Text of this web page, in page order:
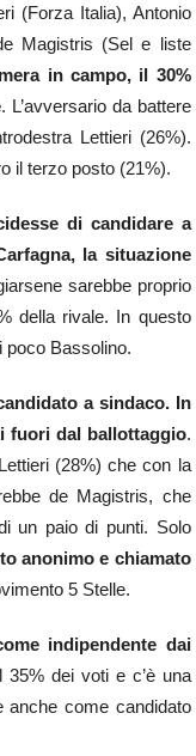
(Forza Italia), Antonio
Magistris (Sel e liste
in campo, il 30%
. L’avversario da battere
Lettieri (26%).
il terzo posto (21%).
di candidare a
la situazione
sarebbe proprio
della rivale. In questo
poco Bassolino.
a sindaco. In
fuori dal ballottaggio.
(28%) che con la
de Magistris, che
un paio di punti. Solo
anonimo e chiamato
5 Stelle.
indipendente dai
35% dei voti e c’è una
anche come candidato